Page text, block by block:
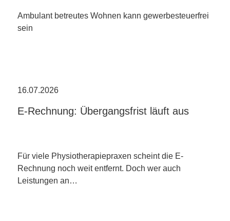
Ambulant betreutes Wohnen kann gewerbesteuerfrei
sein
16.07.2026
E-Rechnung: Übergangsfrist läuft aus
Für viele Physiotherapiepraxen scheint die E-
Rechnung noch weit entfernt. Doch wer auch
Leistungen an…